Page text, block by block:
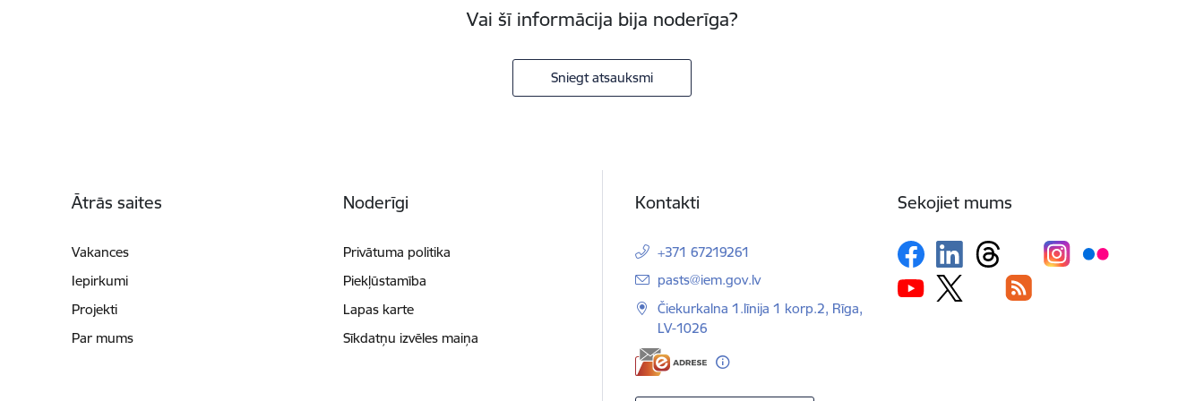
Vai šī informācija bija noderīga?
Sniegt atsauksmi
Ātrās saites
Vakances
Iepirkumi
Projekti
Par mums
Noderīgi
Privātuma politika
Piekļūstamība
Lapas karte
Sīkdatņu izvēles maiņa
Kontakti
+371 67219261
E-pasts:
pasts@iem.gov.lv
Čiekurkalna 1.līnija 1 korp.2, Rīga,
LV-1026
Sekojiet mums